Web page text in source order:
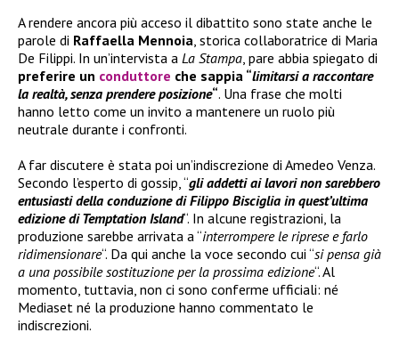
A rendere ancora più acceso il dibattito sono state anche le
parole di Raffaella Mennoia , storica collaboratrice di Maria
De Filippi. In un’intervista a La Stampa , pare abbia spiegato di
preferire un conduttore che sappia “limitarsi a raccontare
la realtà, senza prendere posizione“. Una frase che molti
hanno letto come un invito a mantenere un ruolo più
neutrale durante i confronti.
A far discutere è stata poi un’indiscrezione di Amedeo Venza.
Secondo l’esperto di gossip, “gli addetti ai lavori non sarebbero
entusiasti della conduzione di Filippo Bisciglia in quest’ultima
edizione di Temptation Island“. In alcune registrazioni, la
produzione sarebbe arrivata a “interrompere le riprese e farlo
ridimensionare“. Da qui anche la voce secondo cui “si pensa già
a una possibile sostituzione per la prossima edizione“. Al
momento, tuttavia, non ci sono conferme ufficiali: né
Mediaset né la produzione hanno commentato le
indiscrezioni.